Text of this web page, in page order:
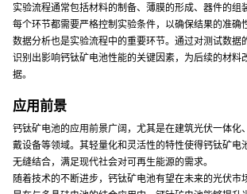
实验流程通常包括材料的制备、薄膜的形成、器件的组
每个环节都需要严格控制实验条件，以确保结果的准确
数据分析也是实验流程中的重要环节。通过对测试数据
识别出影响钙钛矿电池性能的关键因素，为后续的材料
据。
应用前景
钙钛矿电池的应用前景广阔，尤其是在建筑光伏一体化
戴设备等领域。其轻量化和灵活性的特性使得钙钛矿电
无缝结合，满足现代社会对可再生能源的需求。
随着技术的不断进步，钙钛矿电池有望在未来的光伏市